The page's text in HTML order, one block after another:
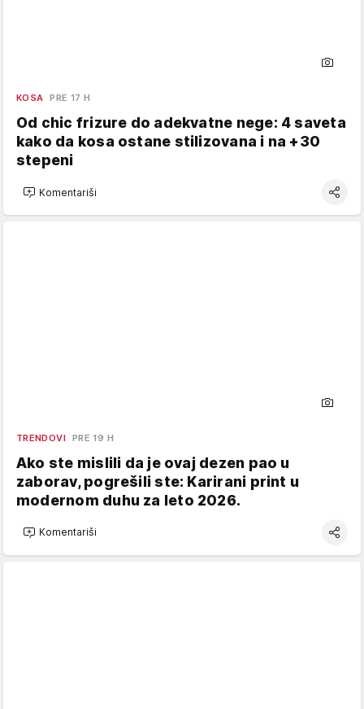
KOSA PRE 17 H
Od chic frizure do adekvatne nege: 4 saveta
kako da kosa ostane stilizovana i na +30
stepeni
Komentariši
TRENDOVI PRE 19 H
Ako ste mislili da je ovaj dezen pao u
zaborav, pogrešili ste: Karirani print u
modernom duhu za leto 2026.
Komentariši